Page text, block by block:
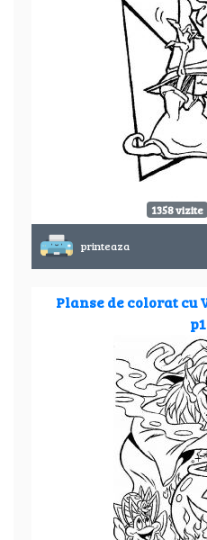
1358 vizite
printeaza
Planse de colorat